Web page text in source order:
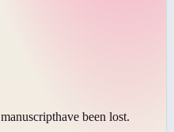
manuscripthave been lost.